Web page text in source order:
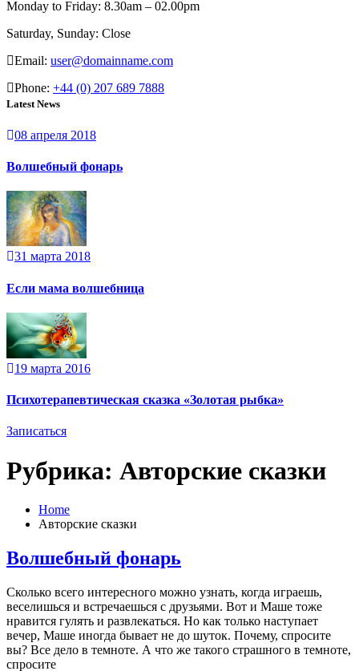
Monday to Friday: 8.30am – 02.00pm
Saturday, Sunday: Close
Email: user@domainname.com
Phone: +44 (0) 207 689 7888
Latest News
08 апреля 2018
Волшебный фонарь
31 марта 2018
Если мама волшебница
19 марта 2016
Психотерапевтическая сказка «Золотая рыбка»
Записаться
Рубрика: Авторские сказки
Home
Авторские сказки
Волшебный фонарь
Сколько всего интересного можно узнать, когда играешь,
веселишься и встречаешься с друзьями. Вот и Маше тоже
нравится гулять и развлекаться. Но как только наступает
вечер, Маше иногда бывает не до шуток. Почему, спросите
вы? Все дело в темноте. А что же такого страшного в темноте,
спросите